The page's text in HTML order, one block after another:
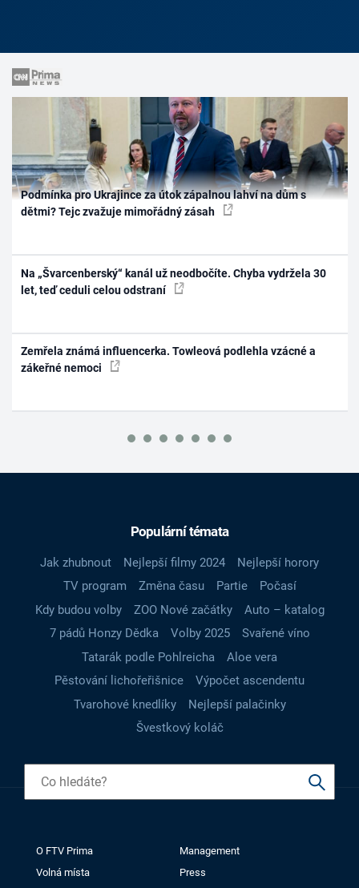
Podmínka pro Ukrajince za útok zápalnou lahví na dům s
dětmi? Tejc zvažuje mimořádný zásah
Na „Švarcenberský“ kanál už neodbočíte. Chyba vydržela 30
let, teď ceduli celou odstraní
Zemřela známá influencerka. Towleová podlehla vzácné a
zákeřné nemoci
Populární témata
Jak zhubnout Nejlepší filmy 2024
Nejlepší horory
TV program
Změna času Partie
Počasí
Kdy budou volby
ZOO Nové začátky
Auto – katalog
7 pádů Honzy Dědka
Volby 2025
Svařené víno
Tatarák podle Pohlreicha
Aloe vera
Pěstování lichořeřišnice
Výpočet ascendentu
Tvarohové knedlíky
Nejlepší palačinky
Švestkový koláč
O FTV Prima
Management
Volná místa
Press